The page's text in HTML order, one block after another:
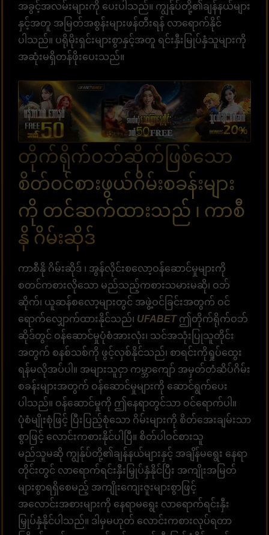
အခွင့်အလမ်းများကို ပေးပါသည်။ ကျွန်ုပ်တို့၏ချန်နယ်များ
နှင့်အတူ အမြတ်အစွန်းများဖန်တီးရန် လာရောက်နိုင်
ပါသည်။ ပရိုမိုးရှင်းများစွာနှင့်အတူ ရင်းနှီးမြုပ်နှံသူများကို
အဆုံးမရှိတန်ဖိုးပေးသည်။
တိုက်ရိုက်ဝဘ်ဆိုက်ဖြစ်သော
စိတ်ဝင်စားဖွယ်ဂိမ်းစခန်းများ
ကို တင်ဆက်ထားသည် ၊ ကာစီ
နို ဂိမ်းဆိုဒ်
ကာစီနို ဂိမ်းဆိုဒ် ၊ အွန်လိုင်းစလော့ဝန်ဆောင်မှုများကို
စတင်ကစားလိုသော မည်သည့်ကစားသမားမဆို၊ ဝဘ်
ဆိုက်၊ ယူဆန်စလော့များတွင် အဖွဲ့ဝင်ခြင်းအတွက် ဝင်
ရောက်လျှောက်ထားနိုင်သည်၊ UFABETဤတိုက်ရိုက်ဝဘ်
ဆိုဒ်တွင် ဝန်ဆောင်မှုပုံစံအားလုံး၊ သင်အသုံးပြုသူတိုင်း
အတွက် စနစ်သစ်ကို ဖွင့်လှစ်နိုင်သည်၊ စာရင်းကိုရှုပ်ထွေး
ရန်မလိုအပ်ပါ။ အများသူငှာ ကမ္ဘာကျော် အမှတ်တံဆိပ်ဂိမ်း
စခန်းများအတွက် ဝန်ဆောင်မှုများကို ဆောင်ရွက်ပေး
ပါသည်။ ဝန်ဆောင်မှုကို ဤနေရာတွင်သာ ဝင်ရောက်ပါ။
ပုံစံမျိုးစုံဖြင့် ပြီးပြည့်စုံသော ဂိမ်းများကို စိတ်အေးချမ်းသာ
စွာဖြင့် လောင်းကစားနိုင်ပါပြီ။ စိတ်ပါဝင်စားသူ
မည်သူမဆို ကျွန်ုပ်တို့၏ချန်နယ်များနှင့် အချိန်မရွေး နေရာ
တိုင်းတွင် လာရောက်ရင်းနှီးမြှုပ်နှံနိုင်ပြီး အကျိုးအမြတ်
များစွာရရှိစေမည့် အကျိုးကျေးဇူးများစွာဖြင့်
အလောင်းအစားများကို နေရာမရွေး လာရောက်ရင်းနှီး
မြှုပ်နှံနိုင်ပါသည်။ ဒါမှမဟုတ် လောင်းကစားလုပ်ရတာ